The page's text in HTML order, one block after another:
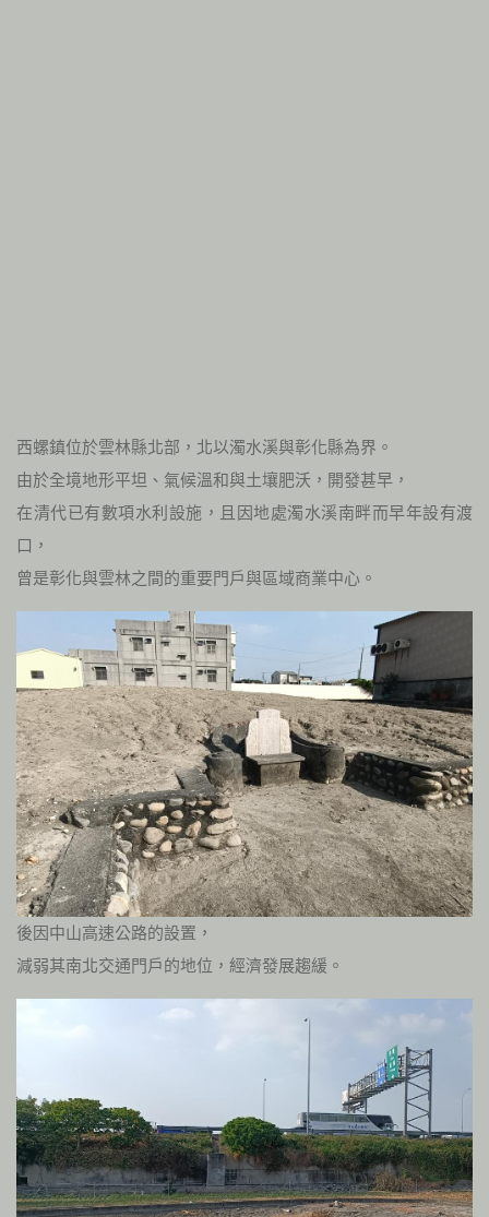
西螺鎮位於雲林縣北部，北以濁水溪與彰化縣為界。
由於全境地形平坦、氣候溫和與土壤肥沃，開發甚早，
在清代已有數項水利設施，且因地處濁水溪南畔而早年設有渡
口，
曾是彰化與雲林之間的重要門戶與區域商業中心。
後因中山高速公路的設置，
減弱其南北交通門戶的地位，經濟發展趨緩。